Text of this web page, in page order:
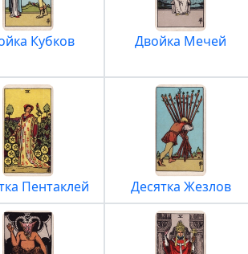
Кубков Двойка Мечей
Пентаклей Десятка Жезлов